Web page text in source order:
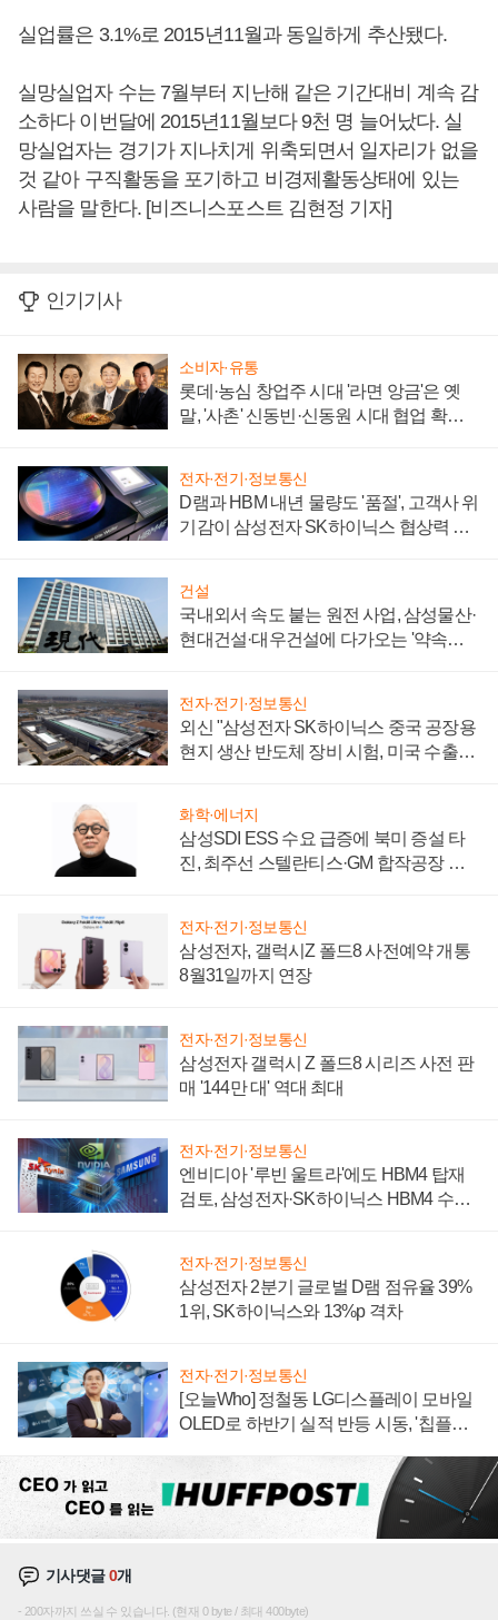
실업률은 3.1%로 2015년11월과 동일하게 추산됐다.
실망실업자 수는 7월부터 지난해 같은 기간대비 계속 감
소하다 이번달에 2015년11월보다 9천 명 늘어났다. 실
망실업자는 경기가 지나치게 위축되면서 일자리가 없을
것 같아 구직활동을 포기하고 비경제활동상태에 있는
사람을 말한다. [비즈니스포스트 김현정 기자]
인기기사
소비자·유통
롯데·농심 창업주 시대 '라면 앙금'은 옛
말, '사촌' 신동빈·신동원 시대 협업 확대
전자·전기·정보통신
D램과 HBM 내년 물량도 '품절', 고객사 위
기감이 삼성전자 SK하이닉스 협상력 더
건설
국내외서 속도 붙는 원전 사업, 삼성물산·
현대건설·대우건설에 다가오는 '약속의
전자·전기·정보통신
외신 "삼성전자 SK하이닉스 중국 공장용
현지 생산 반도체 장비 시험, 미국 수출통
화학·에너지
삼성SDI ESS 수요 급증에 북미 증설 타
진, 최주선 스텔란티스·GM 합작공장 건
전자·전기·정보통신
삼성전자, 갤럭시Z 폴드8 사전예약 개통
8월31일까지 연장
전자·전기·정보통신
삼성전자 갤럭시 Z 폴드8 시리즈 사전 판
매 '144만 대' 역대 최대
전자·전기·정보통신
엔비디아 '루빈 울트라'에도 HBM4 탑재
검토, 삼성전자·SK하이닉스 HBM4 수율
전자·전기·정보통신
삼성전자 2분기 글로벌 D램 점유율 39%
1위, SK하이닉스와 13%p 격차
전자·전기·정보통신
[오늘Who] 정철동 LG디스플레이 모바일
OLED로 하반기 실적 반등 시동, '칩플레
기사댓글0개
200자까지 쓰실 수 있습니다. (현재 0 byte / 최대 400byte)